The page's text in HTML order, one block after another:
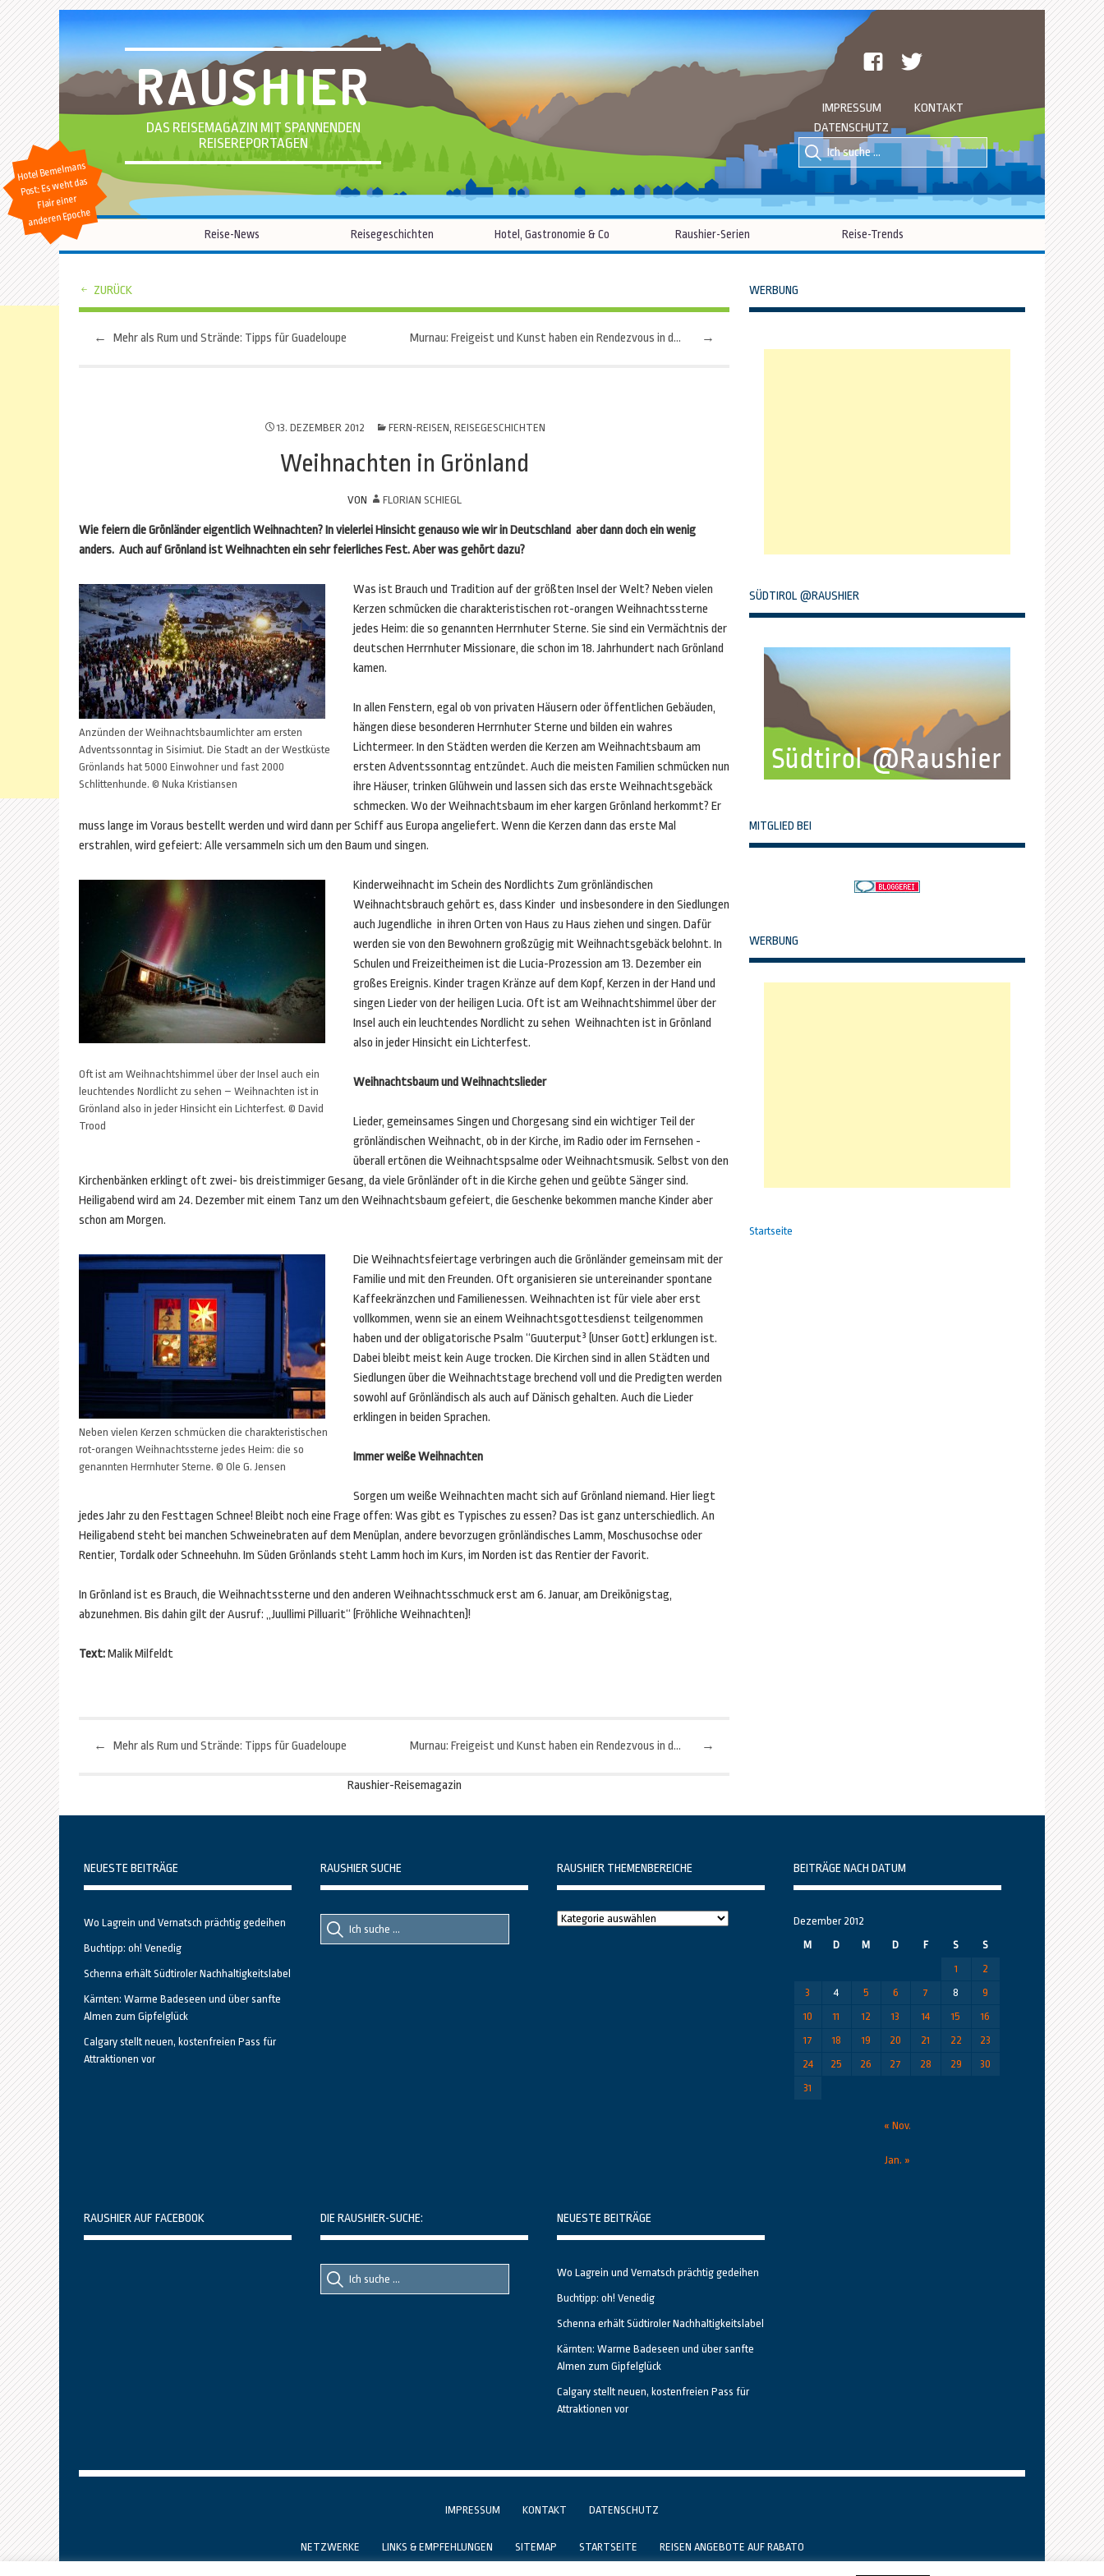
RAUSHIER
DAS REISEMAGAZIN MIT SPANNENDEN
REISEREPORTAGEN
facebook
IMPRESSUM
KONTAKT
DATENSCHUTZ
Suche
nach::
Suche
nach:
Hotel Bemelmans
Post: Es weht das
Flair einer
anderen Epoche
Reise-News Reisegeschichten Hotel, Gastronomie & Co Raushier-Serien Reise-Trends
ZURÜCK
Beitragsnavigation
← Mehr als Rum und Strände: Tipps für Guadeloupe →
Murnau: Freigeist und Kunst haben ein Rendezvous in der Natur
13. DEZEMBER 2012 FERN-REISEN, REISEGESCHICHTEN
Weihnachten in Grönland
VON FLORIAN SCHIEGL
Wie feiern die Grönländer eigentlich Weihnachten? In vielerlei Hinsicht genauso wie wir in Deutschland ­ aber dann doch ein wenig
anders. Auch auf Grönland ist Weihnachten ein sehr feierliches Fest. Aber was gehört dazu?
Anzünden der Weihnachtsbaumlichter am ersten
Adventssonntag in Sisimiut. Die Stadt an der Westküste
Grönlands hat 5000 Einwohner und fast 2000
Schlittenhunde. © Nuka Kristiansen
Was ist Brauch und Tradition auf der größten Insel der Welt? Neben vielen
Kerzen schmücken die charakteristischen rot-orangen Weihnachtssterne
jedes Heim: die so genannten Herrnhuter Sterne. Sie sind ein Vermächtnis der
deutschen Herrnhuter Missionare, die schon im 18. Jahrhundert nach Grönland
kamen.
In allen Fenstern, egal ob von privaten Häusern oder öffentlichen Gebäuden,
hängen diese besonderen Herrnhuter Sterne und bilden ein wahres
Lichtermeer. In den Städten werden die Kerzen am Weihnachtsbaum am
ersten Adventssonntag entzündet. Auch die meisten Familien schmücken nun
ihre Häuser, trinken Glühwein und lassen sich das erste Weihnachtsgebäck
schmecken. Wo der Weihnachtsbaum im eher kargen Grönland herkommt? Er
muss lange im Voraus bestellt werden und wird dann per Schiff aus Europa angeliefert. Wenn die Kerzen dann das erste Mal
erstrahlen, wird gefeiert: Alle versammeln sich um den Baum und singen.
Oft ist am Weihnachtshimmel über der Insel auch ein
leuchtendes Nordlicht zu sehen – Weihnachten ist in
Grönland also in jeder Hinsicht ein Lichterfest. © David
Trood
Kinderweihnacht im Schein des Nordlichts Zum grönländischen
Weihnachtsbrauch gehört es, dass Kinder ­ und insbesondere in den Siedlungen
auch Jugendliche ­ in ihren Orten von Haus zu Haus ziehen und singen. Dafür
werden sie von den Bewohnern großzügig mit Weihnachtsgebäck belohnt. In
Schulen und Freizeitheimen ist die Lucia-Prozession am 13. Dezember ein
großes Ereignis. Kinder tragen Kränze auf dem Kopf, Kerzen in der Hand und
singen Lieder von der heiligen Lucia. Oft ist am Weihnachtshimmel über der
Insel auch ein leuchtendes Nordlicht zu sehen ­ Weihnachten ist in Grönland
also in jeder Hinsicht ein Lichterfest.
Weihnachtsbaum und Weihnachtslieder
Lieder, gemeinsames Singen und Chorgesang sind ein wichtiger Teil der
grönländischen Weihnacht, ob in der Kirche, im Radio oder im Fernsehen ­
überall ertönen die Weihnachtspsalme oder Weihnachtsmusik. Selbst von den
Kirchenbänken erklingt oft zwei- bis dreistimmiger Gesang, da viele Grönländer oft in die Kirche gehen und geübte Sänger sind.
Heiligabend wird am 24. Dezember mit einem Tanz um den Weihnachtsbaum gefeiert, die Geschenke bekommen manche Kinder aber
schon am Morgen.
Neben vielen Kerzen schmücken die charakteristischen
rot-orangen Weihnachtssterne jedes Heim: die so
genannten Herrnhuter Sterne. © Ole G. Jensen
Die Weihnachtsfeiertage verbringen auch die Grönländer gemeinsam mit der
Familie und mit den Freunden. Oft organisieren sie untereinander spontane
Kaffeekränzchen und Familienessen. Weihnachten ist für viele aber erst
vollkommen, wenn sie an einem Weihnachtsgottesdienst teilgenommen
haben und der obligatorische Psalm “Guuterput³ (Unser Gott) erklungen ist.
Dabei bleibt meist kein Auge trocken. Die Kirchen sind in allen Städten und
Siedlungen über die Weihnachtstage brechend voll und die Predigten werden
sowohl auf Grönländisch als auch auf Dänisch gehalten. Auch die Lieder
erklingen in beiden Sprachen.
Immer weiße Weihnachten
Sorgen um weiße Weihnachten macht sich auf Grönland niemand. Hier liegt
jedes Jahr zu den Festtagen Schnee! Bleibt noch eine Frage offen: Was gibt es Typisches zu essen? Das ist ganz unterschiedlich. An
Heiligabend steht bei manchen Schweinebraten auf dem Menüplan, andere bevorzugen grönländisches Lamm, Moschusochse oder
Rentier, Tordalk oder Schneehuhn. Im Süden Grönlands steht Lamm hoch im Kurs, im Norden ist das Rentier der Favorit.
In Grönland ist es Brauch, die Weihnachtssterne und den anderen Weihnachtsschmuck erst am 6. Januar, am Dreikönigstag,
abzunehmen. Bis dahin gilt der Ausruf: „Juullimi Pilluarit“ (Fröhliche Weihnachten)!
Text:Malik Milfeldt
Beitragsnavigation
← Mehr als Rum und Strände: Tipps für Guadeloupe →
Murnau: Freigeist und Kunst haben ein Rendezvous in der Natur
Raushier-Reisemagazin
WERBUNG
SÜDTIROL @RAUSHIER
MITGLIED BEI
WERBUNG
Startseite
NEUESTE BEITRÄGE
Wo Lagrein und Vernatsch prächtig gedeihen
Buchtipp: oh! Venedig
Schenna erhält Südtiroler Nachhaltigkeitslabel
Kärnten: Warme Badeseen und über sanfte
Almen zum Gipfelglück
Calgary stellt neuen, kostenfreien Pass für
Attraktionen vor
RAUSHIER SUCHE
Suche
nach::
Suche
nach:
RAUSHIER THEMENBEREICHE
Raushier
BEITRÄGE NACH DATUM
Dezember 2012
M
D M D F S
S
1
2
3
4 5 6 7 8
9
10
11 12 13 14 15
16
17
18 19 20 21 22
23
24
25 26 27 28 29
30
31
« Nov.
Jan. »
RAUSHIER AUF FACEBOOK DIE RAUSHIER-SUCHE:
Suche
nach::
Suche
nach:
NEUESTE BEITRÄGE
Wo Lagrein und Vernatsch prächtig gedeihen
Buchtipp: oh! Venedig
Schenna erhält Südtiroler Nachhaltigkeitslabel
Kärnten: Warme Badeseen und über sanfte
Almen zum Gipfelglück
Calgary stellt neuen, kostenfreien Pass für
Attraktionen vor
IMPRESSUM KONTAKT DATENSCHUTZ
NETZWERKE LINKS & EMPFEHLUNGEN SITEMAP STARTSEITE REISEN ANGEBOTE AUF RABATO